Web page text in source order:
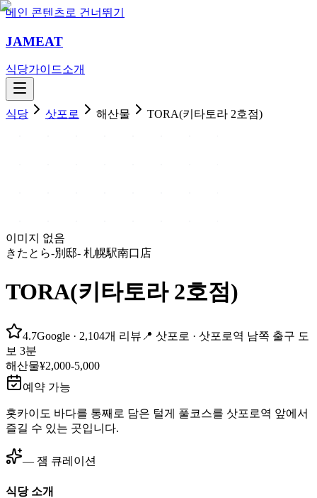
메인 콘텐츠로 건너뛰기
JAMEAT
식당가이드소개
식당 삿포로 해산물 TORA(키타토라 2호점)
이미지 없음
きたとら-別邸- 札幌駅南口店
TORA(키타토라 2호점)
4.7Google · 2,104개 리뷰 📍 삿포로 · 삿포로역 남쪽 출구 도
보 3분
해산물¥2,000-5,000
예약 가능
홋카이도 바다를 통째로 담은 털게 풀코스를 삿포로역 앞에서
즐길 수 있는 곳입니다.
— 잼 큐레이션
식당 소개